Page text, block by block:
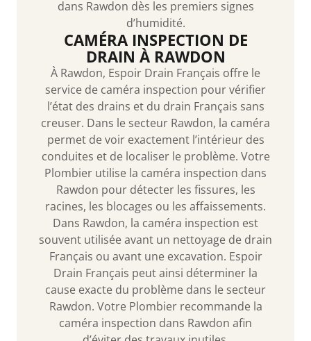
dans Rawdon dès les premiers signes
d’humidité.
CAMÉRA INSPECTION DE
DRAIN À RAWDON
À Rawdon, Espoir Drain Français offre le
service de caméra inspection pour vérifier
l’état des drains et du drain Français sans
creuser. Dans le secteur Rawdon, la caméra
permet de voir exactement l’intérieur des
conduites et de localiser le problème. Votre
Plombier utilise la caméra inspection dans
Rawdon pour détecter les fissures, les
racines, les blocages ou les affaissements.
Dans Rawdon, la caméra inspection est
souvent utilisée avant un nettoyage de drain
Français ou avant une excavation. Espoir
Drain Français peut ainsi déterminer la
cause exacte du problème dans le secteur
Rawdon. Votre Plombier recommande la
caméra inspection dans Rawdon afin